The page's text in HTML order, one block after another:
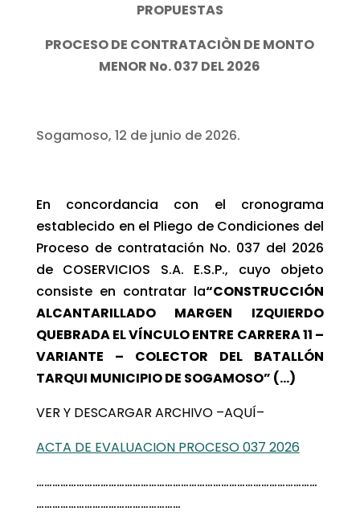
PROPUESTAS
PROCESO DE CONTRATACIÒN DE MONTO
MENOR No. 037 DEL 2026
Sogamoso, 12 de junio de 2026.
En concordancia con el cronograma
establecido en el Pliego de Condiciones del
Proceso de contratación No. 037 del 2026
de COSERVICIOS S.A. E.S.P., cuyo objeto
consiste en contratar la“CONSTRUCCIÓN
ALCANTARILLADO MARGEN IZQUIERDO
QUEBRADA EL VÍNCULO ENTRE CARRERA 11 –
VARIANTE – COLECTOR DEL BATALLÓN
TARQUI MUNICIPIO DE SOGAMOSO” (…)
VER Y DESCARGAR ARCHIVO –AQUÍ–
ACTA DE EVALUACION PROCESO 037 2026
……………………………………………………………………………………………
………………………………………………